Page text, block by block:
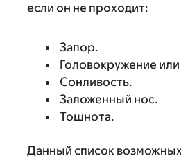
если он не проходит:
Запор.
Головокружение
Сонливость.
Заложенный нос.
Тошнота.
Данный список